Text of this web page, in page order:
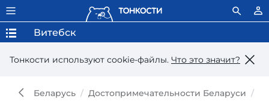
Тонкости используют сookie-файлы. Что это значит?
Витебск
Беларусь Достопримечательности Беларуси